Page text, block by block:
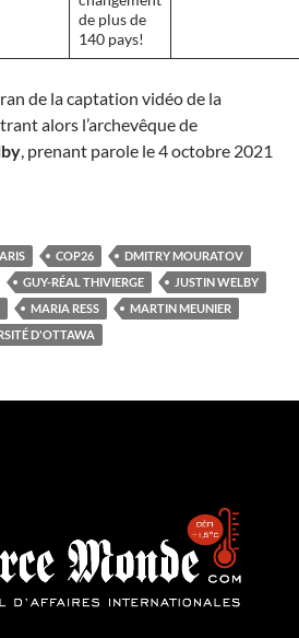
de plus de
140 pays!
de la captation vidéo de la
alors l’archevêque de
, prenant parole le 4 octobre 2021
COP26
DMITRY MOURATOV
GUY-RÉAL THIVIERGE
JUSTIN WELBY
MARIA RESS
MARTIN MEUNIER
D'OTTAWA